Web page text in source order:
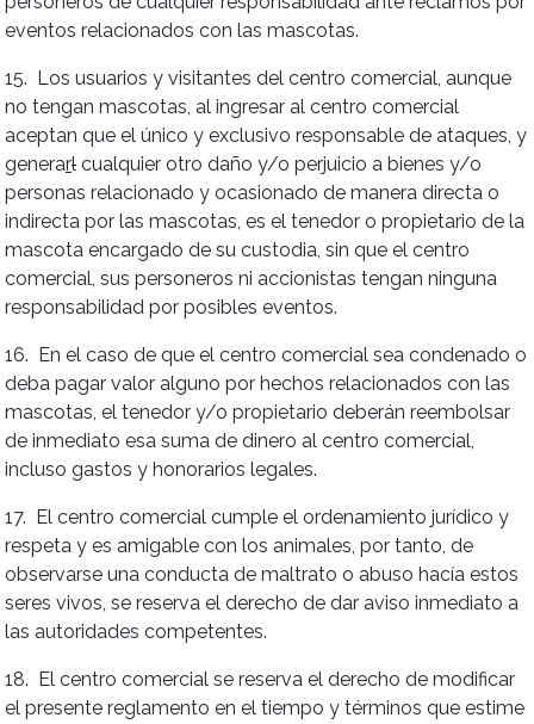
eventos relacionados con las mascotas.
15. Los usuarios y visitantes del centro comercial, aunque
no tengan mascotas, al ingresar al centro comercial
aceptan que el único y exclusivo responsable de ataques, y
generarl cualquier otro daño y/o perjuicio a bienes y/o
personas relacionado y ocasionado de manera directa o
indirecta por las mascotas, es el tenedor o propietario de la
mascota encargado de su custodia, sin que el centro
comercial, sus personeros ni accionistas tengan ninguna
responsabilidad por posibles eventos.
16. En el caso de que el centro comercial sea condenado o
deba pagar valor alguno por hechos relacionados con las
mascotas, el tenedor y/o propietario deberán reembolsar
de inmediato esa suma de dinero al centro comercial,
incluso gastos y honorarios legales.
17. El centro comercial cumple el ordenamiento jurídico y
respeta y es amigable con los animales, por tanto, de
observarse una conducta de maltrato o abuso hacía estos
seres vivos, se reserva el derecho de dar aviso inmediato a
las autoridades competentes.
18. El centro comercial se reserva el derecho de modificar
el presente reglamento en el tiempo y términos que estime